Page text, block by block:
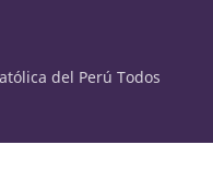
del Perú Todos